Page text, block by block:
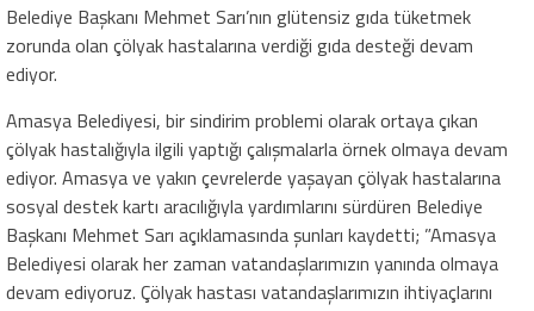
Belediye Başkanı Mehmet Sarı’nın glütensiz gıda tüketmek
zorunda olan çölyak hastalarına verdiği gıda desteği devam
ediyor.
Amasya Belediyesi, bir sindirim problemi olarak ortaya çıkan
çölyak hastalığıyla ilgili yaptığı çalışmalarla örnek olmaya devam
ediyor. Amasya ve yakın çevrelerde yaşayan çölyak hastalarına
sosyal destek kartı aracılığıyla yardımlarını sürdüren Belediye
Başkanı Mehmet Sarı açıklamasında şunları kaydetti; ”Amasya
Belediyesi olarak her zaman vatandaşlarımızın yanında olmaya
devam ediyoruz. Çölyak hastası vatandaşlarımızın ihtiyaçlarını